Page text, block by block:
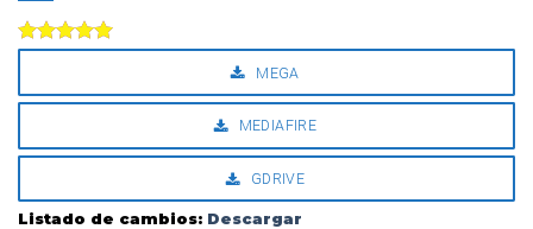
de 5
MEGA
MEDIAFIRE
GDRIVE
Listado de cambios: Descargar